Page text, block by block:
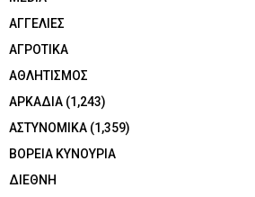
ΑΓΓΕΛΙΕΣ
ΑΓΡΟΤΙΚΑ
ΑΘΛΗΤΙΣΜΟΣ
ΑΡΚΑΔΙΑ (1,243)
ΑΣΤΥΝΟΜΙΚΑ (1,359)
ΒΟΡΕΙΑ ΚΥΝΟΥΡΙΑ
ΔΙΕΘΝΗ